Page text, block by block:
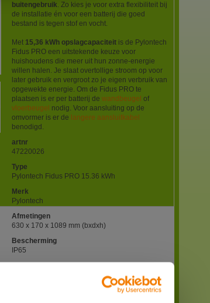
buitengebruik. Zo kies je voor extra flexibiliteit bij
de installatie én voor een batterij die goed
bestand is tegen stof en vocht.
Met 15,36 kWh opslagcapaciteit is de Pylontech
Fidus PRO een uitstekende keuze voor
huishoudens die meer uit hun zonne-energie
willen halen. Je slaat overtollige stroom op voor
later gebruik en vergroot zo je eigen verbruik van
opgewekte energie. Om de Fidus PRO te
plaatsen is er per batterij dewandbeugel of
vloerbeugel nodig. Voor aansluiting op de
omvormer is er de langere aansluitkabel
benodigd.
artnr
47220026
Type
Pylontech Fidus PRO 15.36 kWh
Merk
Pylontech
Afmetingen
630 x 170 x 1089 mm (bxdxh)
Bescherming
IP65